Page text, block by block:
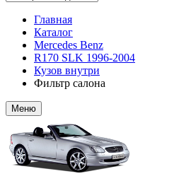
Главная
Каталог
Mercedes Benz
R170 SLK 1996-2004
Кузов внутри
Фильтр салона
Меню